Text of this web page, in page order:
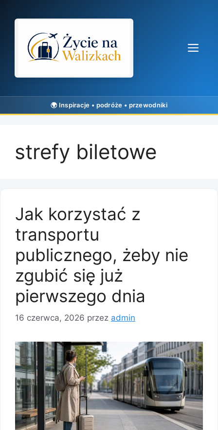
strefy biletowe
Jak korzystać z
transportu
publicznego, żeby nie
zgubić się już
pierwszego dnia
16 czerwca, 2026 przez admin